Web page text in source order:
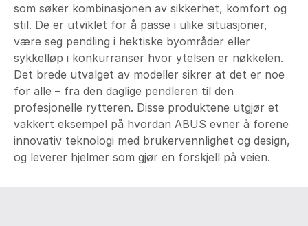
som søker kombinasjonen av sikkerhet, komfort og
stil. De er utviklet for å passe i ulike situasjoner,
være seg pendling i hektiske byområder eller
sykkelløp i konkurranser hvor ytelsen er nøkkelen.
Det brede utvalget av modeller sikrer at det er noe
for alle – fra den daglige pendleren til den
profesjonelle rytteren. Disse produktene utgjør et
vakkert eksempel på hvordan ABUS evner å forene
innovativ teknologi med brukervennlighet og design,
og leverer hjelmer som gjør en forskjell på veien.